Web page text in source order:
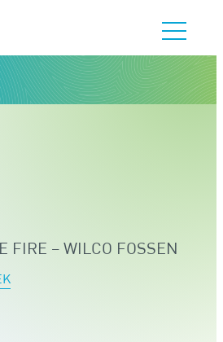
FIRE – WILCO FOSSEN